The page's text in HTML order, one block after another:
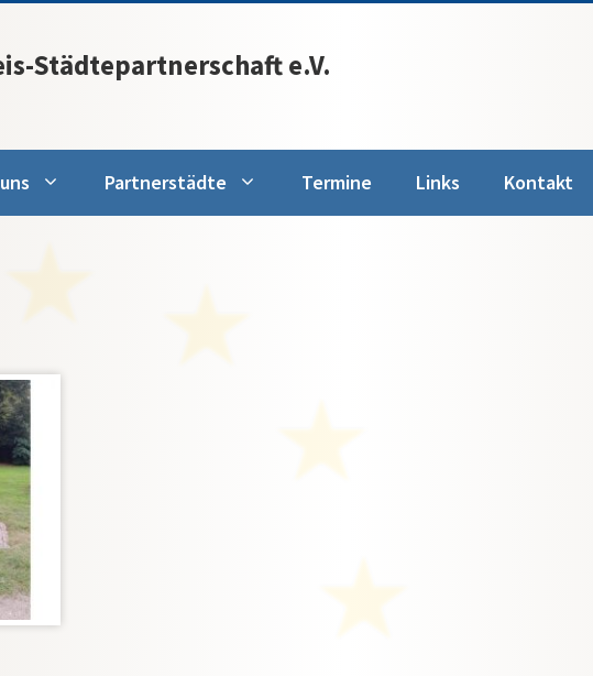
Städtepartnerschaft e.V.
Partnerstädte Termine Links Kontakt